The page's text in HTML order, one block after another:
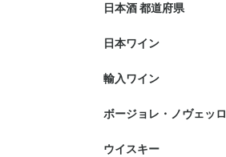
日本酒 都道府県
日本ワイン
輸入ワイン
ボージョレ・ノヴェッロ
ウイスキー